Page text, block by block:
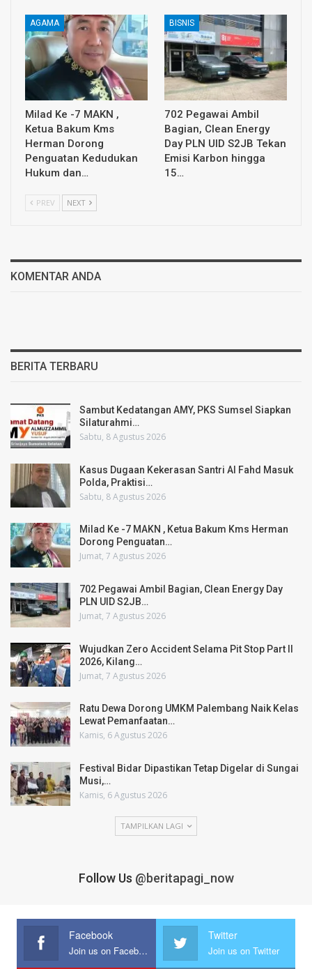
AGAMA
Milad Ke -7 MAKN ,
Ketua Bakum Kms
Herman Dorong
Penguatan Kedudukan
Hukum dan…
BISNIS
702 Pegawai Ambil
Bagian, Clean Energy
Day PLN UID S2JB Tekan
Emisi Karbon hingga
15…
PREV NEXT
KOMENTAR ANDA
BERITA TERBARU
Sambut Kedatangan AMY, PKS Sumsel Siapkan
Silaturahmi…
Sabtu, 8 Agustus 2026
Kasus Dugaan Kekerasan Santri Al Fahd Masuk
Polda, Praktisi…
Sabtu, 8 Agustus 2026
Milad Ke -7 MAKN , Ketua Bakum Kms Herman
Dorong Penguatan…
Jumat, 7 Agustus 2026
702 Pegawai Ambil Bagian, Clean Energy Day
PLN UID S2JB…
Jumat, 7 Agustus 2026
Wujudkan Zero Accident Selama Pit Stop Part II
2026, Kilang…
Jumat, 7 Agustus 2026
Ratu Dewa Dorong UMKM Palembang Naik Kelas
Lewat Pemanfaatan…
Kamis, 6 Agustus 2026
Festival Bidar Dipastikan Tetap Digelar di Sungai
Musi,…
Kamis, 6 Agustus 2026
TAMPILKAN LAGI
Follow Us @beritapagi_now
Facebook
Join us on Facebook
Twitter
Join us on Twitter